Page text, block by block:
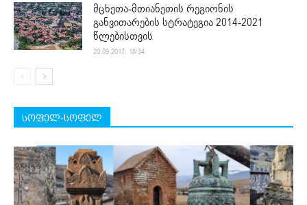
მცხეთა-მთიანეთის რეგიონის
განვითარების სტრატეგია 2014-2021
წლებისთვის
20.09.2017. 18:34
სოფელ-სოფელ